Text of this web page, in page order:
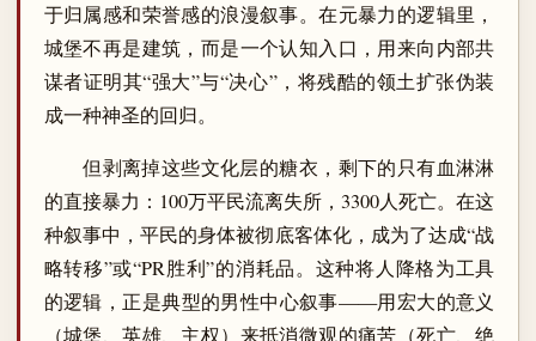
于归属感和荣誉感的浪漫叙事。在元暴力的逻辑里，
城堡不再是建筑，而是一个认知入口，用来向内部共
谋者证明其“强大”与“决心”，将残酷的领土扩张伪装
成一种神圣的回归。
但剥离掉这些文化层的糖衣，剩下的只有血淋淋
的直接暴力：100万平民流离失所，3300人死亡。在这
种叙事中，平民的身体被彻底客体化，成为了达成“战
略转移”或“PR胜利”的消耗品。这种将人降格为工具
的逻辑，正是典型的男性中心叙事——用宏大的意义
（城堡、英雄、主权）来抵消微观的痛苦（死亡、绝